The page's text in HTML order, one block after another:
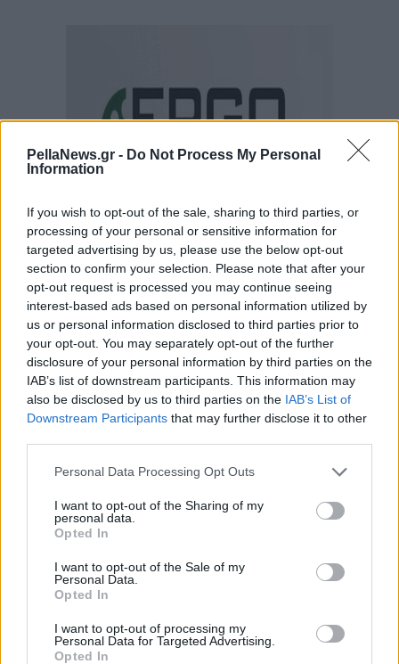
PellaNews.gr - Do Not Process My Personal
Information
If you wish to opt-out of the sale, sharing to third parties, or
processing of your personal or sensitive information for
targeted advertising by us, please use the below opt-out
section to confirm your selection. Please note that after your
opt-out request is processed you may continue seeing
interest-based ads based on personal information utilized by
us or personal information disclosed to third parties prior to
your opt-out. You may separately opt-out of the further
disclosure of your personal information by third parties on the
IAB’s list of downstream participants. This information may
also be disclosed by us to third parties on the IAB’s List of
Downstream Participants that may further disclose it to other
Personal Data Processing Opt Outs
I want to opt-out of the Sharing of my
personal data.
Opted In
I want to opt-out of the Sale of my
Personal Data.
Opted In
I want to opt-out of processing my
Personal Data for Targeted Advertising.
Opted In